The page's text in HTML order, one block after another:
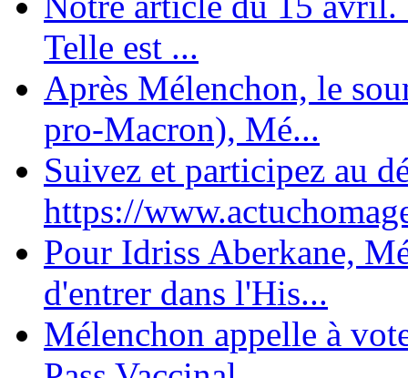
Telle est ...
Après Mélenchon, le
pro-Macron), Mé...
Suivez et participez au
https://
Pour Idriss Aberkane,
d'entrer dans l'His...
Mélenchon appelle à